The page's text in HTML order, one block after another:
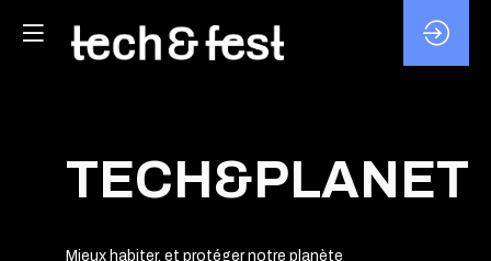
TECH&PLANET
Mieux habiter, et protéger notre planète